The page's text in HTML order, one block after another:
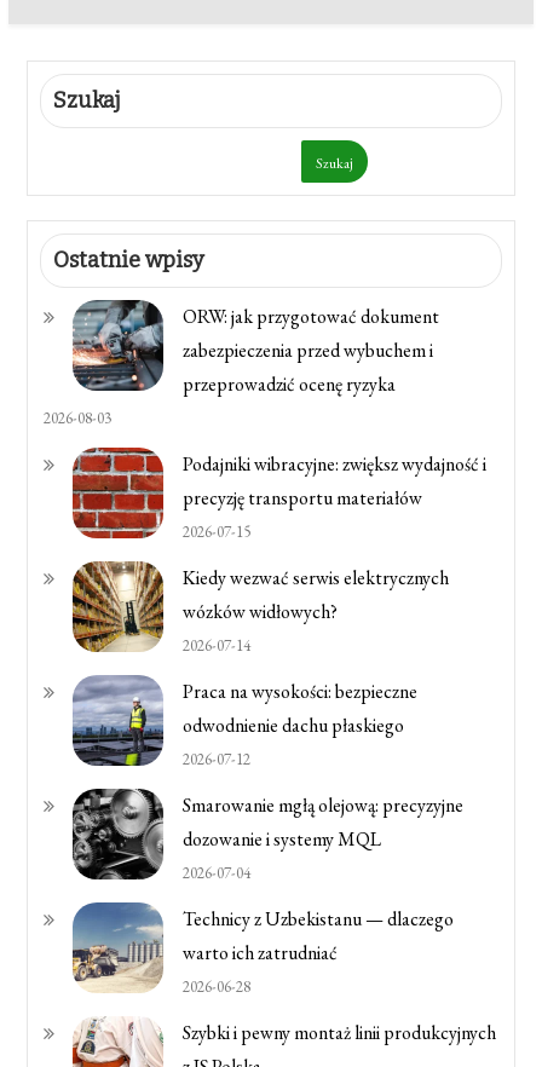
Szukaj
Szukaj
Ostatnie wpisy
ORW: jak przygotować dokument
zabezpieczenia przed wybuchem i
przeprowadzić ocenę ryzyka
2026-08-03
Podajniki wibracyjne: zwiększ wydajność i
precyzję transportu materiałów
2026-07-15
Kiedy wezwać serwis elektrycznych
wózków widłowych?
2026-07-14
Praca na wysokości: bezpieczne
odwodnienie dachu płaskiego
2026-07-12
Smarowanie mgłą olejową: precyzyjne
dozowanie i systemy MQL
2026-07-04
Technicy z Uzbekistanu — dlaczego
warto ich zatrudniać
2026-06-28
Szybki i pewny montaż linii produkcyjnych